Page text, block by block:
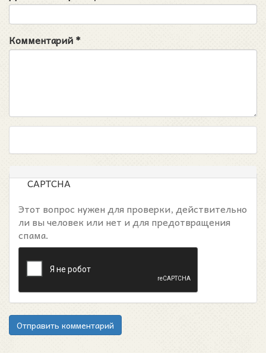
Комментарий*
CAPTCHA
Этот вопрос нужен для проверки, действительно
ли вы человек или нет и для предотвращения
спама.
Отправить комментарий